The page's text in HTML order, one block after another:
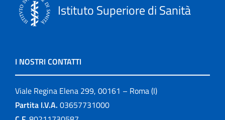
Istituto Superiore di Sanità
I NOSTRI CONTATTI
Viale Regina Elena 299, 00161 – Roma (I)
Partita I.V.A. 03657731000